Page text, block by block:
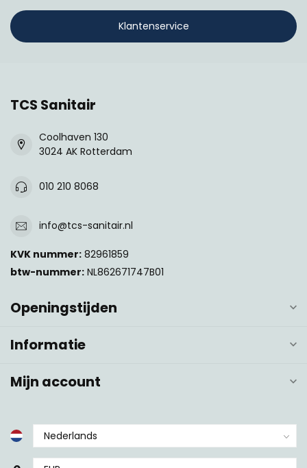
Klantenservice
TCS Sanitair
Coolhaven 130
3024 AK Rotterdam
010 210 8068
info@tcs-sanitair.nl
KVK nummer: 82961859
btw-nummer: NL862671747B01
Openingstijden
Informatie
Mijn account